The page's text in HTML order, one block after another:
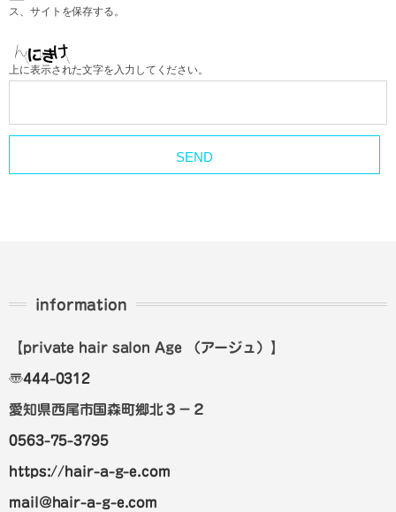
ス、サイトを保存する。
上に表示された文字を入力してください。
information
【private hair salon Age （アージュ） 】
〠444-0312
愛知県西尾市国森町郷北３－２
0563-75-3795
https://hair-a-g-e.com
mail@hair-a-g-e.com